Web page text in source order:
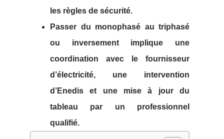
les règles de sécurité.
Passer du monophasé au triphasé
ou inversement implique une
coordination avec le fournisseur
d’électricité, une intervention
d’Enedis et une mise à jour du
tableau par un professionnel
qualifié.